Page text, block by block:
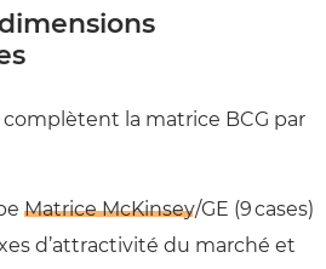
la matrice BCG par
Matrice McKinsey/GE (9 cases)
d’attractivité du marché et